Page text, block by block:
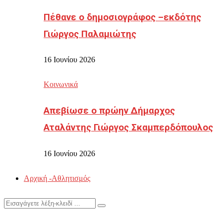
Πέθανε ο δημοσιογράφος –εκδότης
Γιώργος Παλαμιώτης
16 Ιουνίου 2026
Κοινωνικά
Απεβίωσε ο πρώην Δήμαρχος
Αταλάντης Γιώργος Σκαμπερδόπουλος
16 Ιουνίου 2026
Αρχική -Αθλητισμός
Search
Search